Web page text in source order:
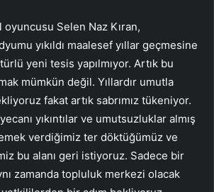
oyuncusu Selen Naz Kıran,
yıkıldı maalesef yıllar geçmesine
yeni tesis yapılmıyor. Artık bu
mümkün değil. Yıllardır umutla
fakat artık sabrımız tükeniyor.
yıkıntılar ve umutsuzluklar almış
verdiğimiz ter döktüğümüz ve
bu alanı geri istiyoruz. Sadece bir
zamanda topluluk merkezi olacak